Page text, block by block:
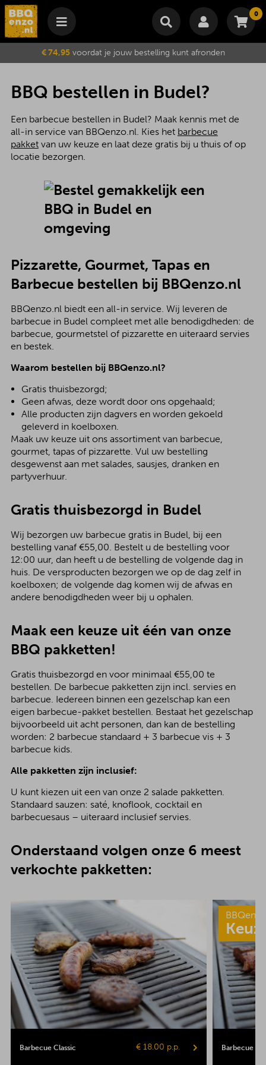
0
Winkelmand
Je winkelwagen is momenteel leeg.
Subtotaal €
Wijzig winkelmand Bestellen
€ 74,95voordat je jouw bestelling kunt afronden
BBQ bestellen in Budel?
Een barbecue bestellen in Budel? Maak kennis met de
all-in service van BBQenzo.nl. Kies het barbecue
pakketvan uw keuze en laat deze gratis bij u thuis of op
locatie bezorgen.
Pizzarette, Gourmet, Tapas en
Barbecue bestellen bij BBQenzo.nl
BBQenzo.nl biedt een all-in service. Wij leveren de
barbecue in Budel compleet met alle benodigdheden: de
barbecue, gourmetstel of pizzarette en uiteraard servies
en bestek.
Waarom bestellen bij BBQenzo.nl?
Gratis thuisbezorgd;
Geen afwas, deze wordt door ons opgehaald;
Alle producten zijn dagvers en worden gekoeld
geleverd in koelboxen.
Maak uw keuze uit ons assortiment van barbecue,
gourmet, tapas of pizzarette. Vul uw bestelling
desgewenst aan met salades, sausjes, dranken en
partyverhuur.
Gratis thuisbezorgd in Budel
Wij bezorgen uw barbecue gratis in Budel, bij een
bestelling vanaf €55,00. Bestelt u de bestelling voor
12:00 uur, dan heeft u de bestelling de volgende dag in
huis. De versproducten bezorgen we op de dag zelf in
koelboxen; de volgende dag komen wij de afwas en
andere benodigdheden weer bij u ophalen.
Maak een keuze uit één van onze
BBQ pakketten!
Gratis thuisbezorgd en voor minimaal €55,00 te
bestellen. De barbecue pakketten zijn incl. servies en
barbecue. Iedereen binnen een gezelschap kan een
eigen barbecue-pakket bestellen. Bestaat het gezelschap
bijvoorbeeld uit acht personen, dan kan de bestelling
worden: 2 barbecue standaard + 3 barbecue vis + 3
barbecue kids.
Alle pakketten zijn inclusief:
U kunt kiezen uit een van onze 2 salade pakketten.
Standaard sauzen: saté, knoflook, cocktail en
barbecuesaus – uiteraard inclusief servies.
Onderstaand volgen onze 6 meest
verkochte pakketten:
Barbecue Classic € 18.00 p.p. Barbecue